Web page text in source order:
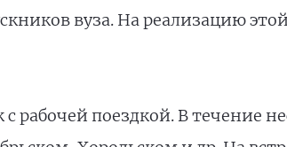
вуза. На реализацию
рабочей поездкой. В течение